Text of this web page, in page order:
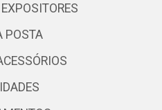
EXPOSITORES
POSTA